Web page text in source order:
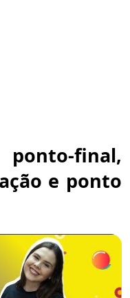
final,
e ponto